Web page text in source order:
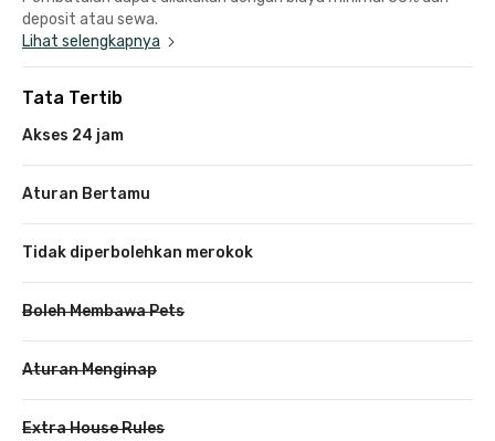
deposit atau sewa.
Lihat selengkapnya
Tata Tertib
Akses 24 jam
Aturan Bertamu
Tidak diperbolehkan merokok
Boleh Membawa Pets
Aturan Menginap
Extra House Rules